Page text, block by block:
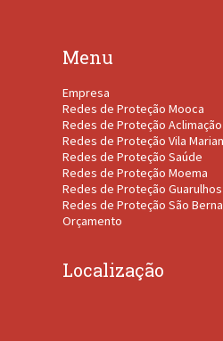
Menu
Empresa
Redes de Proteção Mooca
Redes de Proteção Aclimação
Redes de Proteção Vila
Redes de Proteção Saúde
Redes de Proteção Moema
Redes de Proteção Guarulhos
Redes de Proteção São
Orçamento
Localização